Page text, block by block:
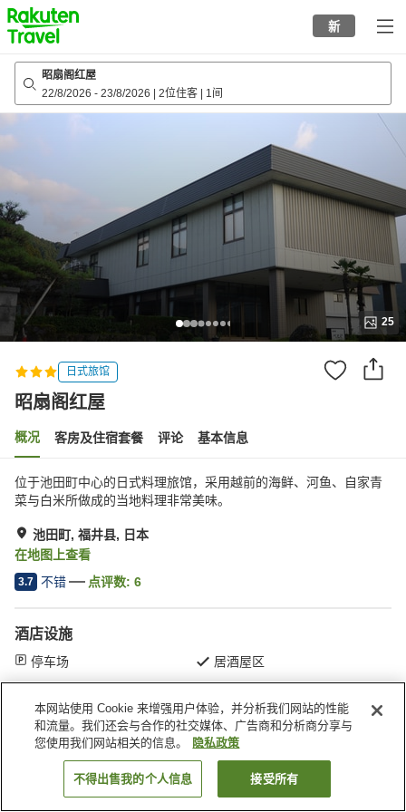
to
top
page
新
昭扇阁红屋
22/8/2026 - 23/8/2026 2位住客 1间
25
日式旅馆
昭扇阁红屋
概况 客房及住宿套餐 评论 基本信息
位于池田町中心的日式料理旅馆，采用越前的海鲜、河鱼、自家青
菜与白米所做成的当地料理非常美味。
池田町, 福井县, 日本
在地图上查看
3.7 不错 点评数: 6
酒店设施
停车场 居酒屋区
首页 日本 福井县 池田町 昭扇阁红屋
搜索客房
本网站使用 Cookie 来增强用户体验，并分析我们网站的性能
和流量。我们还会与合作的社交媒体、广告商和分析商分享与
您使用我们网站相关的信息。
隐私政策
不得出售我的个人信息 接受所有